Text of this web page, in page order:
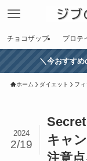
チョコザップ プロテ
＼今おすす
ホーム ダイエット フィ
キャ
注意
2024
2/19